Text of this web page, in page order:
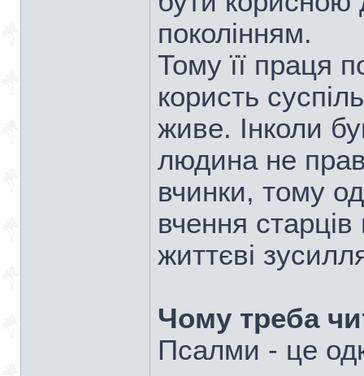
поколінням.
Тому її праця
користь
живе. Інколи
людина не
вчинки, тому
вчення
життєві
Чому треба
Псалми - це